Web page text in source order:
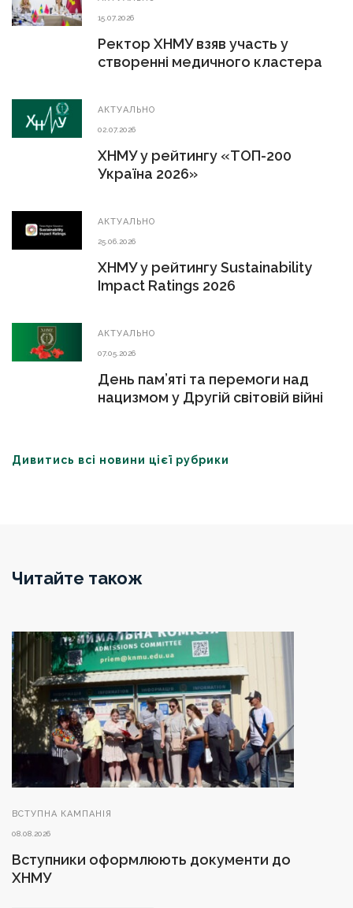
15.07.2026
Ректор ХНМУ взяв участь у
створенні медичного кластера
АКТУАЛЬНО
02.07.2026
ХНМУ у рейтингу «ТОП-200
Україна 2026»
АКТУАЛЬНО
25.06.2026
ХНМУ у рейтингу Sustainability
Impact Ratings 2026
АКТУАЛЬНО
07.05.2026
День пам’яті та перемоги над
нацизмом у Другій світовій війні
Дивитись всі новини цієї рубрики
Читайте також
ВСТУПНА КАМПАНІЯ
08.08.2026
Вступники оформлюють документи до
ХНМУ